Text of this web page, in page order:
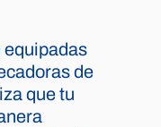
de
que tu